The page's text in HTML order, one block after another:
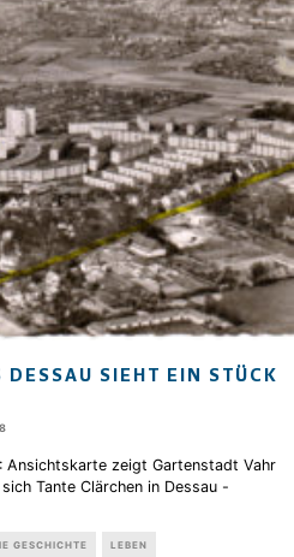
DESSAU SIEHT EIN STÜCK
Ansichtskarte zeigt Gartenstadt Vahr
Tante Clärchen in Dessau -
GESCHICHTE LEBEN